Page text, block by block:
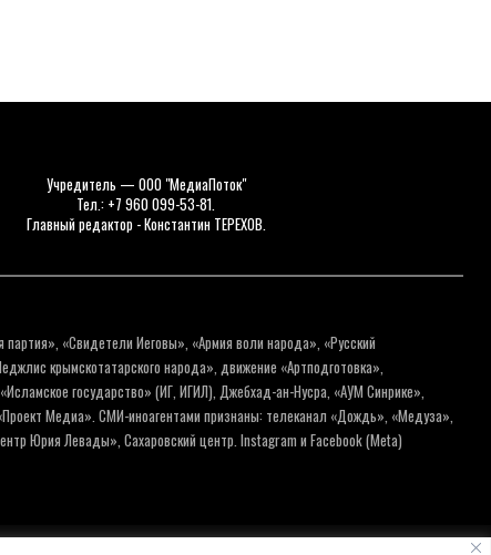
Учредитель — ООО "МедиаПоток"
Тел.: +7 960 099-53-81.
Главный редактор - Константин ТЕРЕХОВ.
«Свидетели Иеговы», «Армия воли народа», «Русский
крымскотатарского народа», движение «Артподготовка»,
государство» (ИГ, ИГИЛ), Джебхад-ан-Нусра, «АУМ Синрике»,
Медиа». СМИ-иноагентами признаны: телеканал «Дождь», «Медуза»,
Юрия Левады», Сахаровский центр. Instagram и Facebook (Metа)